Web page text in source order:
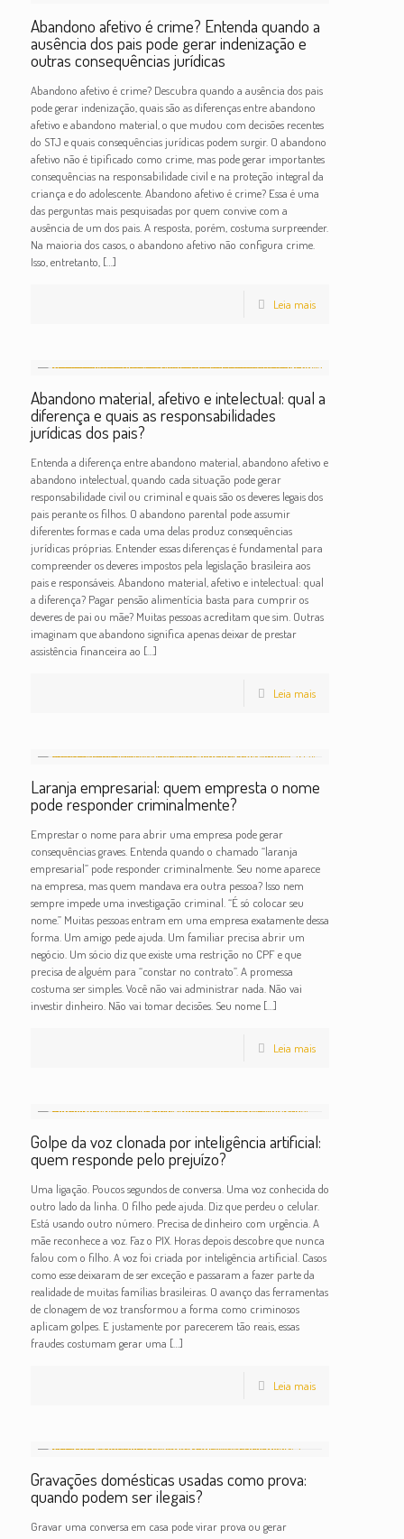
Abandono afetivo é crime? Entenda quando a
ausência dos pais pode gerar indenização e
outras consequências jurídicas
Abandono afetivo é crime? Descubra quando a ausência dos pais
pode gerar indenização, quais são as diferenças entre abandono
afetivo e abandono material, o que mudou com decisões recentes
do STJ e quais consequências jurídicas podem surgir. O abandono
afetivo não é tipificado como crime, mas pode gerar importantes
consequências na responsabilidade civil e na proteção integral da
criança e do adolescente. Abandono afetivo é crime? Essa é uma
das perguntas mais pesquisadas por quem convive com a
ausência de um dos pais. A resposta, porém, costuma surpreender.
Na maioria dos casos, o abandono afetivo não configura crime.
Isso, entretanto, […]
Leia mais
Abandono material, afetivo e intelectual: qual a
diferença e quais as responsabilidades
jurídicas dos pais?
Entenda a diferença entre abandono material, abandono afetivo e
abandono intelectual, quando cada situação pode gerar
responsabilidade civil ou criminal e quais são os deveres legais dos
pais perante os filhos. O abandono parental pode assumir
diferentes formas e cada uma delas produz consequências
jurídicas próprias. Entender essas diferenças é fundamental para
compreender os deveres impostos pela legislação brasileira aos
pais e responsáveis. Abandono material, afetivo e intelectual: qual
a diferença? Pagar pensão alimentícia basta para cumprir os
deveres de pai ou mãe? Muitas pessoas acreditam que sim. Outras
imaginam que abandono significa apenas deixar de prestar
assistência financeira ao […]
Leia mais
Laranja empresarial: quem empresta o nome
pode responder criminalmente?
Emprestar o nome para abrir uma empresa pode gerar
consequências graves. Entenda quando o chamado “laranja
empresarial” pode responder criminalmente. Seu nome aparece
na empresa, mas quem mandava era outra pessoa? Isso nem
sempre impede uma investigação criminal. “É só colocar seu
nome.” Muitas pessoas entram em uma empresa exatamente dessa
forma. Um amigo pede ajuda. Um familiar precisa abrir um
negócio. Um sócio diz que existe uma restrição no CPF e que
precisa de alguém para “constar no contrato”. A promessa
costuma ser simples. Você não vai administrar nada. Não vai
investir dinheiro. Não vai tomar decisões. Seu nome[…]
Leia mais
Golpe da voz clonada por inteligência artificial:
quem responde pelo prejuízo?
Uma ligação. Poucos segundos de conversa. Uma voz conhecida do
outro lado da linha. O filho pede ajuda. Diz que perdeu o celular.
Está usando outro número. Precisa de dinheiro com urgência. A
mãe reconhece a voz. Faz o PIX. Horas depois descobre que nunca
falou com o filho. A voz foi criada por inteligência artificial. Casos
como esse deixaram de ser exceção e passaram a fazer parte da
realidade de muitas famílias brasileiras. O avanço das ferramentas
de clonagem de voz transformou a forma como criminosos
aplicam golpes. E justamente por parecerem tão reais, essas
fraudes costumam gerar uma […]
Leia mais
Gravações domésticas usadas como prova:
quando podem ser ilegais?
Gravar uma conversa em casa pode virar prova ou gerar